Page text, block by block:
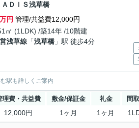
ＡＤＩＳ浅草橋
万円 管理/共益費12,000円
㎡ (1LDK) /築14年 /10階建
浅草線 「浅草橋 」駅 徒歩4分
駅も詳しくご案内
理費・共益費 敷金/保証金 礼金 間
12,000円 1ヶ月 1ヶ月